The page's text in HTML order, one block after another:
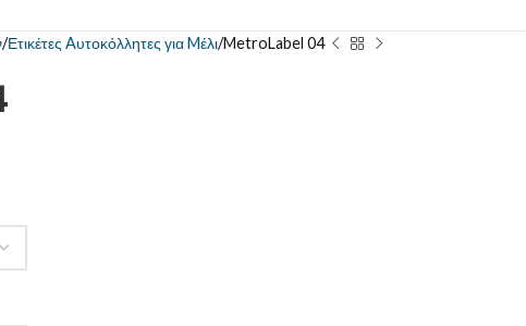
Ετικέτες Aυτοκόλλητες για Mέλι MetroLabel 04